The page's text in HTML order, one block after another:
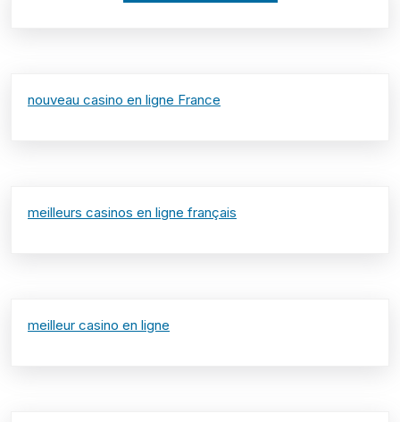
nouveau casino en ligne France
meilleurs casinos en ligne français
meilleur casino en ligne